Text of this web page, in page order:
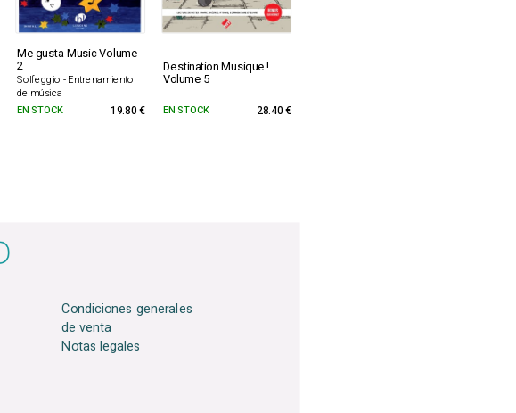
Me gusta Music Volume
2
Solfeggio - Entrenamiento
de música
Destination Musique !
Volume 5
EN STOCK 19.80 € EN STOCK 28.40 €
Condiciones generales
de venta
Notas legales